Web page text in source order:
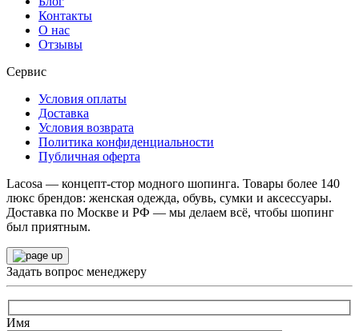
Контакты
О нас
Отзывы
Сервис
Условия оплаты
Доставка
Условия возврата
Политика конфиденциальности
Публичная оферта
Lacosa — концепт-стор модного шопинга. Товары более 140
люкс брендов: женская одежда, обувь, сумки и аксессуары.
Доставка по Москве и РФ — мы делаем всё, чтобы шопинг
был приятным.
Задать вопрос менеджеру
Имя